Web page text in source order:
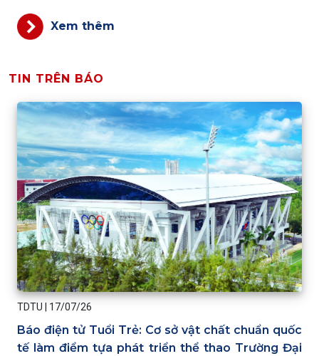
Xem thêm
TIN TRÊN BÁO
TDTU 17/07/26
Báo điện tử Tuổi Trẻ: Cơ sở vật chất chuẩn quốc
tế làm điểm tựa phát triển thể thao Trường Đại